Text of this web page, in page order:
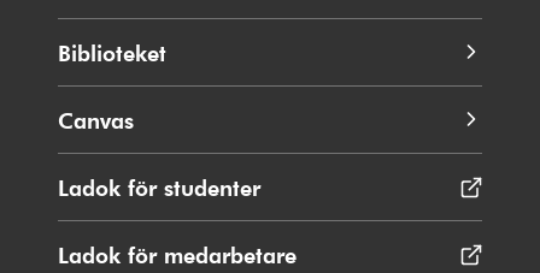
Biblioteket
Canvas
Ladok för studenterÖppnas
i
Ladok för medarbetare